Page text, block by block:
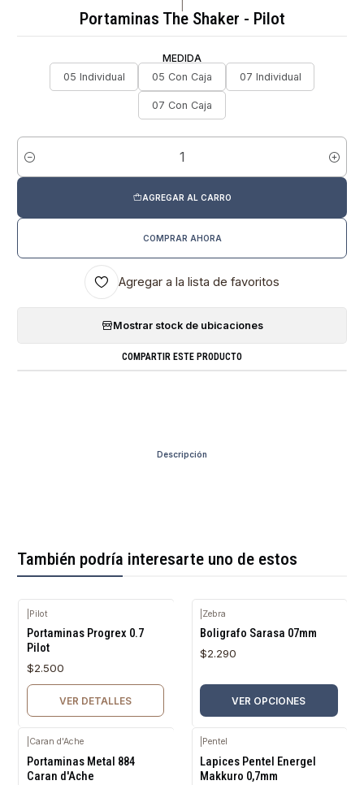
Portaminas The Shaker - Pilot
MEDIDA
05 Individual
05 Con Caja 07 Individual
07 Con Caja
Cantidad
AGREGAR AL CARRO
COMPRAR AHORA
Agregar a la lista de favoritos
Mostrar stock de ubicaciones
COMPARTIR ESTE PRODUCTO
Descripción
También podría interesarte uno de estos
Pilot
Portaminas Progrex 0.7
Pilot
$2.500
VER DETALLES
Zebra
Boligrafo Sarasa 07mm
$2.290
VER OPCIONES
Caran d'Ache
Portaminas Metal 884
Caran d'Ache
Pentel
Lapices Pentel Energel
Makkuro 0,7mm